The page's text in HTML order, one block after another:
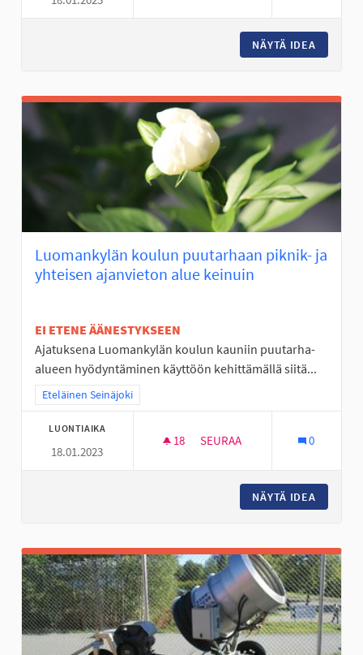
NÄYTÄ IDEA
Luomankylän koulun puutarhaan piknik- ja
yhteisen ajanvieton alue keinuin
EI ETENE ÄÄNESTYKSEEN
Ajatuksena Luomankylän koulun kauniin puutarha-
alueen hyödyntäminen käyttöön kehittämällä siitä...
Rajaa tulokset teeman mukaan: Eteläinen Seinäjoki
Eteläinen Seinäjoki
LUONTIAIKA
18.01.2023
18 18 SEURAAJAA
SEURAA 0
NÄYTÄ IDEA